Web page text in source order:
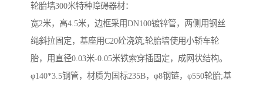
轮胎墙300米特种障碍器材：
宽2米，高4.5米，边框采用DN100镀锌管，两侧用钢丝
绳斜拉固定，基座用C20砼浇筑;轮胎墙使用小轿车轮
胎，用直径0.03米-0.05米铁索穿插固定，成网状结构。
φ140*3.5钢管，材质为国标235B，φ8钢链，φ550轮胎;基